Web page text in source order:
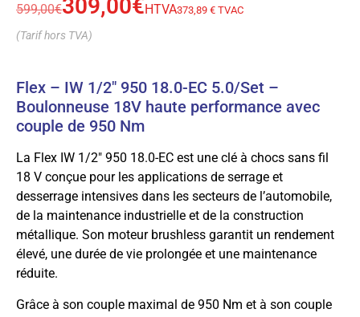
599,00€309,00€HTVA373,89 € TVAC
(Tarif hors TVA)
Flex – IW 1/2″ 950 18.0-EC 5.0/Set –
Boulonneuse 18V haute performance avec
couple de 950 Nm
La Flex IW 1/2″ 950 18.0-EC est une clé à chocs sans fil
18 V conçue pour les applications de serrage et
desserrage intensives dans les secteurs de l’automobile,
de la maintenance industrielle et de la construction
métallique. Son moteur brushless garantit un rendement
élevé, une durée de vie prolongée et une maintenance
réduite.
Grâce à son couple maximal de 950 Nm et à son couple